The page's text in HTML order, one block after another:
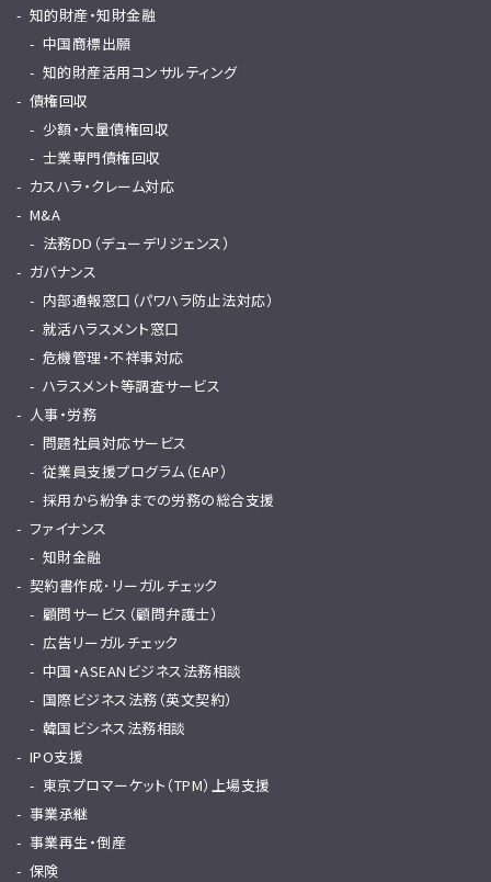
知的財産・知財金融
中国商標出願
知的財産活用コンサルティング
債権回収
少額・大量債権回収
士業専門債権回収
カスハラ・クレーム対応
M&A
法務DD（デューデリジェンス）
ガバナンス
内部通報窓口（パワハラ防止法対応）
就活ハラスメント窓口
危機管理・不祥事対応
ハラスメント等調査サービス
人事・労務
問題社員対応サービス
従業員支援プログラム（EAP）
採用から紛争までの労務の総合支援
ファイナンス
知財金融
契約書作成･リーガルチェック
顧問サービス（顧問弁護士）
広告リーガルチェック
中国・ASEANビジネス法務相談
国際ビジネス法務（英文契約）
韓国ビシネス法務相談
IPO支援
東京プロマーケット（TPM）上場支援
事業承継
事業再生・倒産
保険